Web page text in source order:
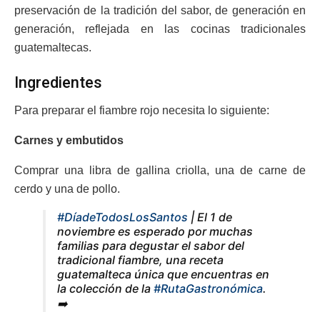
preservación de la tradición del sabor, de generación en
generación, reflejada en las cocinas tradicionales
guatemaltecas.
Ingredientes
Para preparar el fiambre rojo necesita lo siguiente:
Carnes y embutidos
Comprar una libra de gallina criolla, una de carne de
cerdo y una de pollo.
#DíadeTodosLosSantos | El 1 de
noviembre es esperado por muchas
familias para degustar el sabor del
tradicional fiambre, una receta
guatemalteca única que encuentras en
la colección de la #RutaGastronómica.
➡️